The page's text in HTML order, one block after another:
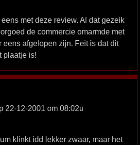
met deze review. Al dat gezeik
de commercie omarmde met
eens afgelopen zijn. Feit is dat dit
plaatje is!
22-12-2001 om 08:02u
klinkt idd lekker zwaar, maar het